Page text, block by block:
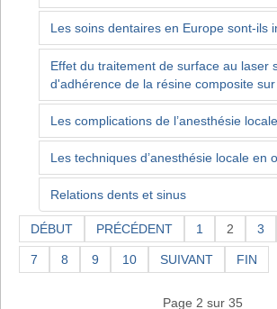
Les soins dentaires en Europe sont-ils
Effet du traitement de surface au laser
d'adhérence de la résine composite sur
Les complications de l’anesthésie
Les techniques d’anesthésie locale en
Relations dents et sinus
DÉBUT PRÉCÉDENT 1 2 3
7 8 9 10 SUIVANT FIN
Page 2 sur 35